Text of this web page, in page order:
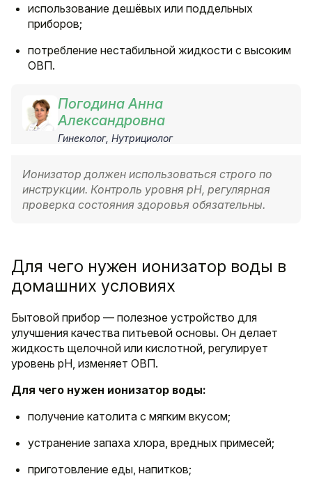
использование дешёвых или поддельных
приборов;
потребление нестабильной жидкости с высоким
ОВП.
Погодина Анна
Александровна
Гинеколог, Нутрициолог
Ионизатор должен использоваться строго по
инструкции. Контроль уровня pH, регулярная
проверка состояния здоровья обязательны.
Для чего нужен ионизатор воды в
домашних условиях
Бытовой прибор — полезное устройство для
улучшения качества питьевой основы. Он делает
жидкость щелочной или кислотной, регулирует
уровень pH, изменяет ОВП.
Для чего нужен ионизатор воды:
получение католита с мягким вкусом;
устранение запаха хлора, вредных примесей;
приготовление еды, напитков;